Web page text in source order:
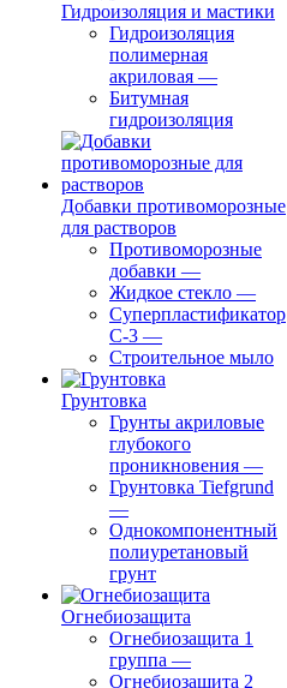
Гидроизоляция и мастики
Гидроизоляция
полимерная
акриловая —
Битумная
гидроизоляция
Добавки противоморозные
для растворов
Противоморозные
добавки —
Жидкое стекло —
Суперпластификатор
С-3 —
Строительное мыло
Грунтовка
Грунты акриловые
глубокого
проникновения —
Грунтовка Tiefgrund
—
Однокомпонентный
полиуретановый
грунт
Огнебиозащита
Огнебиозащита 1
группа —
Огнебиозащита 2